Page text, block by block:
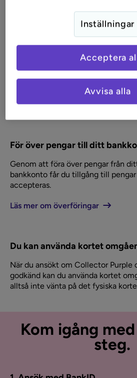
Betala räkningar och skapa
Läs mer om att betala räkningar
För över pengar till ditt
Genom att föra över pengar från
bankkonto får du tillgång till
accepteras.
Läs mer om överföringar
Du kan använda kortet
När du ansökt om Collector Purple
godkänd kan du använda kortet
alltså inte vänta på det fysiska
Kom igång
steg.
Inställningar
Avvisa alla
Acceptera